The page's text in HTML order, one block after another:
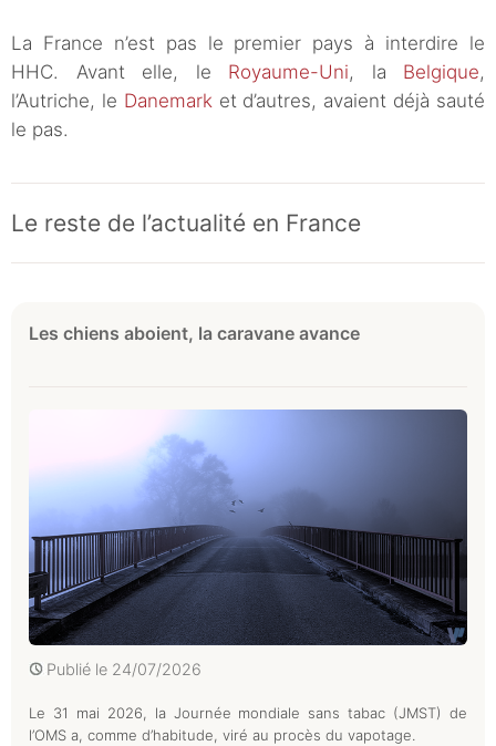
La France n’est pas le premier pays à interdire le
HHC. Avant elle, le Royaume-Uni, la Belgique,
l’Autriche, le Danemarket d’autres, avaient déjà sauté
le pas.
Le reste de l’actualité en France
Les chiens aboient, la caravane avance
Publié le 24/07/2026
Le 31 mai 2026, la Journée mondiale sans tabac (JMST) de
l’OMS a, comme d’habitude, viré au procès du vapotage.